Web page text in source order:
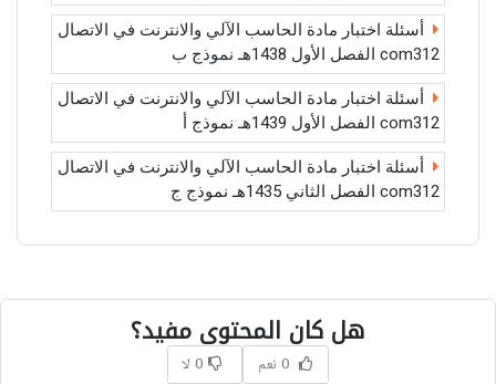
أسئلة اختبار مادة الحاسب الآلي والانترنت في الاتصال
com312 الفصل الأول 1438هـ نموذج ب
أسئلة اختبار مادة الحاسب الآلي والانترنت في الاتصال
com312 الفصل الأول 1439هـ نموذج أ
أسئلة اختبار مادة الحاسب الآلي والانترنت في الاتصال
com312 الفصل الثاني 1435هـ نموذج ج
هل كان المحتوى مفيد؟
0 نعم 0 لا